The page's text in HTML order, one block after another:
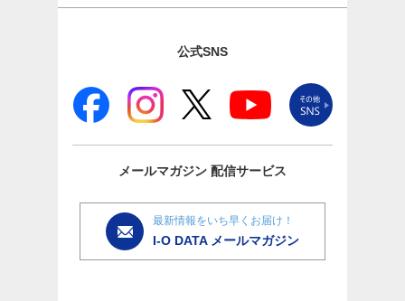
公式SNS
メールマガジン 配信サービス
最新情報をいち早くお届け！
I-O DATA メールマガジン